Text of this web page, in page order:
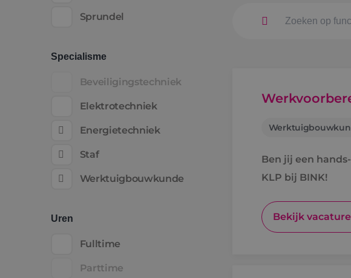
Sprundel
Specialisme
Beveiligingstechniek
Elektrotechniek
Energietechniek
Staf
Werktuigbouwkunde
Uren
Fulltime
Parttime
Ben jij een
KLP bij BINK!
Bekijk vacature